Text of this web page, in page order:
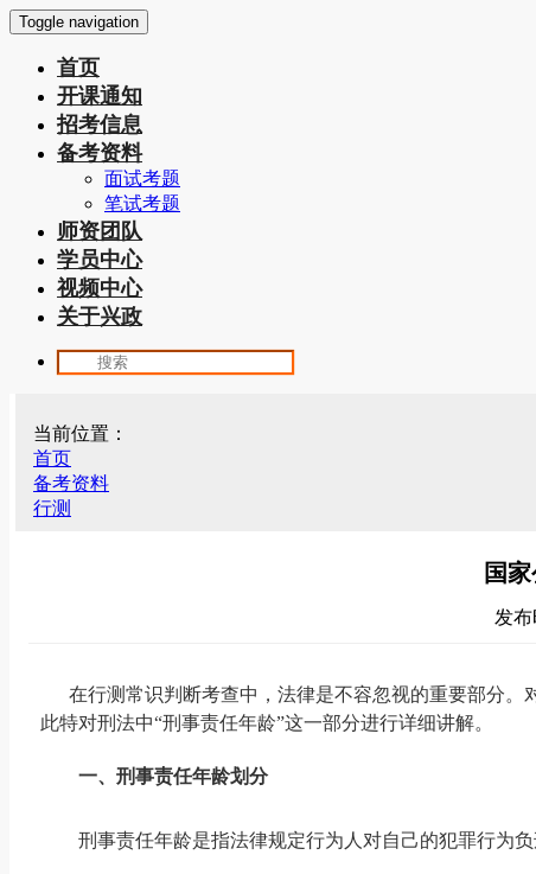
Toggle navigation
首页
开课通知
招考信息
备考资料
面试考题
笔试考题
师资团队
学员中心
视频中心
关于兴政
当前位置：
首页
备考资料
行测
国
发布
在行测常识判断考查中，法律是不容忽视的重要部分
此特对刑法中“刑事责任年龄”这一部分进行详细讲解。
一、刑事责任年龄划分
刑事责任年龄是指法律规定行为人对自己的犯罪行为